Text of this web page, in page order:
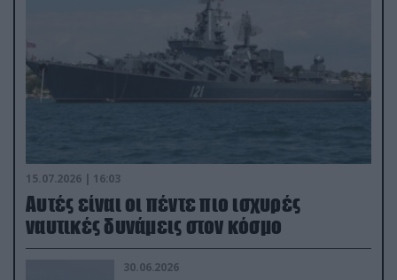
15.07.2026 | 16:03
Aυτές είναι οι πέντε πιο ισχυρές
ναυτικές δυνάμεις στον κόσμο
30.06.2026